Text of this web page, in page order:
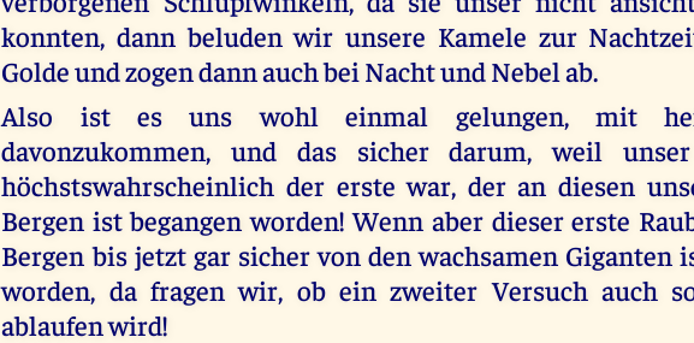
konnten, dann beluden wir unsere Kamele zur
Golde und zogen dann auch bei Nacht und Nebel ab.
Also ist es uns wohl einmal gelungen, mit
davonzukommen, und das sicher darum, weil
höchstswahrscheinlich der erste war, der an diesen
Bergen ist begangen worden! Wenn aber dieser erste
Bergen bis jetzt gar sicher von den wachsamen Giganten
worden, da fragen wir, ob ein zweiter Versuch auch
ablaufen wird!